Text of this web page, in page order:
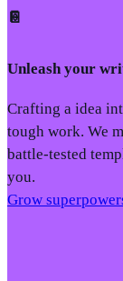
📔
Unleash your
Crafting a idea
tough work. We
battle-tested
you.
Grow